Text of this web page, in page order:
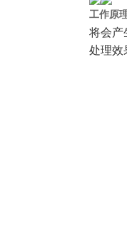
工作原
将会产
处理效